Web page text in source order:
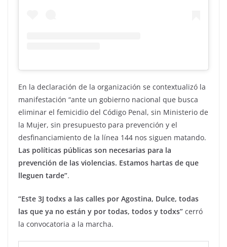
En la declaración de la organización se contextualizó la
manifestación “ante un gobierno nacional que busca
eliminar el femicidio del Código Penal, sin Ministerio de
la Mujer, sin presupuesto para prevención y el
desfinanciamiento de la línea 144 nos siguen matando.
Las políticas públicas son necesarias para la
prevención de las violencias. Estamos hartas de que
lleguen tarde”.
“Este 3J todxs a las calles por Agostina, Dulce, todas
las que ya no están y por todas, todos y todxs” cerró
la convocatoria a la marcha.